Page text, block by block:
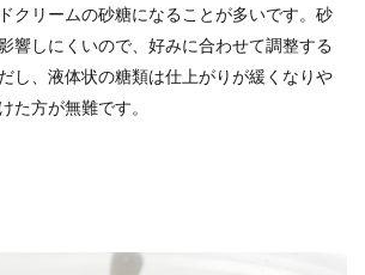
クリームの砂糖になることが多いです。砂
響しにくいので、好みに合わせて調整する
し、液体状の糖類は仕上がりが緩くなりや
た方が無難です。